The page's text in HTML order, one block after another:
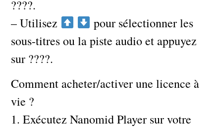
????. ​
– Utilisez
pour sélectionner les
sous-titres ou la piste audio et appuyez
sur ????.
Comment acheter/activer une licence à
vie ?
1. Exécutez Nanomid Player sur votre